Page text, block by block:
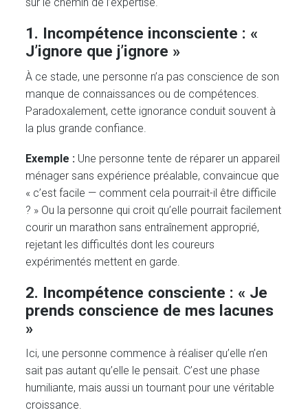
1. Incompétence inconsciente : «
J’ignore que j’ignore »
À ce stade, une personne n’a pas conscience de son
manque de connaissances ou de compétences.
Paradoxalement, cette ignorance conduit souvent à
la plus grande confiance.
Exemple : Une personne tente de réparer un appareil
ménager sans expérience préalable, convaincue que
« c’est facile — comment cela pourrait-il être difficile
? » Ou la personne qui croit qu’elle pourrait facilement
courir un marathon sans entraînement approprié,
rejetant les difficultés dont les coureurs
expérimentés mettent en garde.
2. Incompétence consciente : « Je
prends conscience de mes lacunes
»
Ici, une personne commence à réaliser qu’elle n’en
sait pas autant qu’elle le pensait. C’est une phase
humiliante, mais aussi un tournant pour une véritable
croissance.